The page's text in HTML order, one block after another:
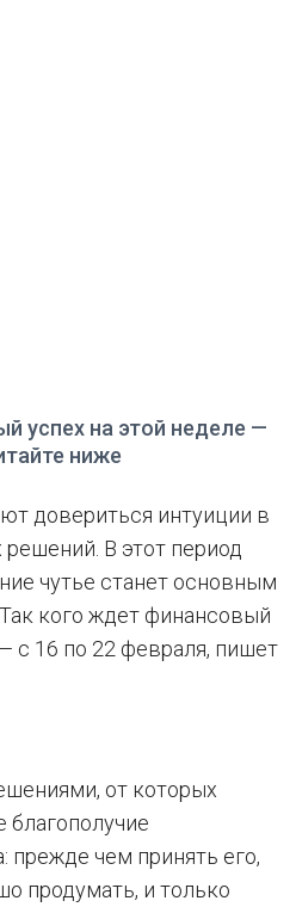
успех на этой неделе —
ниже
довериться интуиции в
В этот период
чутье станет основным
кого ждет финансовый
с 16 по 22 февраля, пишет
от которых
благополучие
прежде чем принять его,
продумать, и только